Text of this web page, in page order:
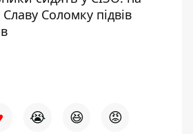
Славу Соломку підвів
😭 😆 😡